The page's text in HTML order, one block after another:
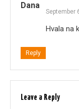
Dana
September
Hvala na
Reply
Leave a Reply